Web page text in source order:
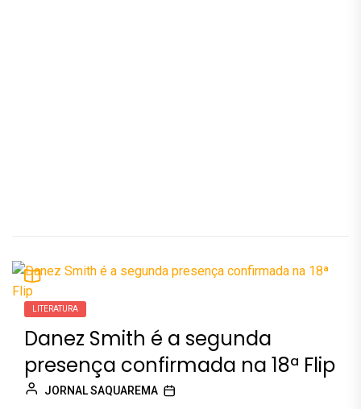
LITERATURA
Danez Smith é a segunda
presença confirmada na 18ª Flip
JORNAL SAQUAREMA